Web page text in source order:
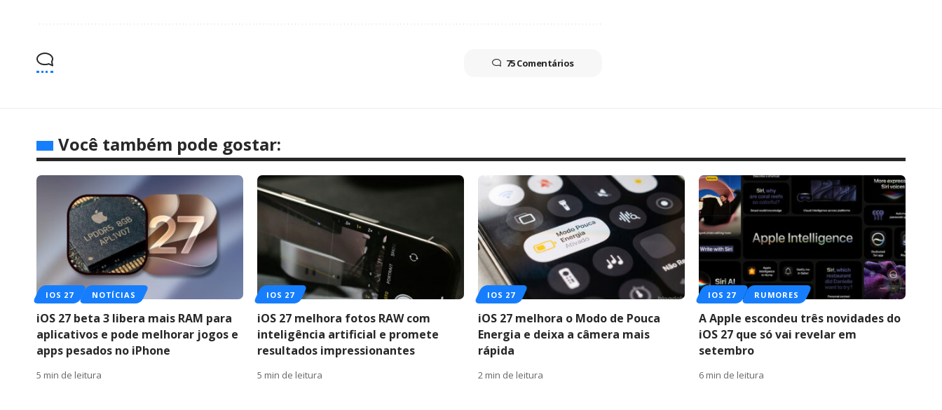
75 Comentários
Você também pode gostar:
IOS 27 NOTÍCIAS
iOS 27 beta 3 libera mais RAM para
aplicativos e pode melhorar jogos e
apps pesados no iPhone
5 min de leitura
IOS 27
iOS 27 melhora fotos RAW com
inteligência artificial e promete
resultados impressionantes
5 min de leitura
IOS 27
iOS 27 melhora o Modo de Pouca
Energia e deixa a câmera mais
rápida
2 min de leitura
IOS 27 RUMORES
A Apple escondeu três novidades do
iOS 27 que só vai revelar em
setembro
6 min de leitura